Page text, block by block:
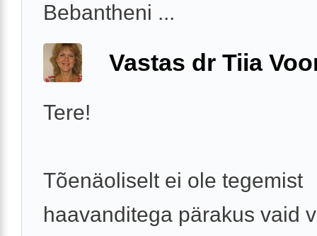
Bebantheni ...
Vastas dr Tiia
Tere!
Tõenäoliselt ei ole tegemist
haavanditega pärakus vaid